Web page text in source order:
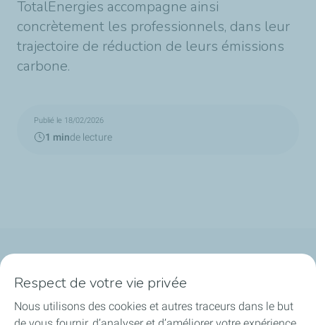
TotalEnergies accompagne ainsi
concrètement les professionnels, dans leur
trajectoire de réduction de leurs émissions
carbone.
Publié le 18/02/2026
1 minde lecture
Respect de votre vie privée
Nous utilisons des cookies et autres traceurs dans le but